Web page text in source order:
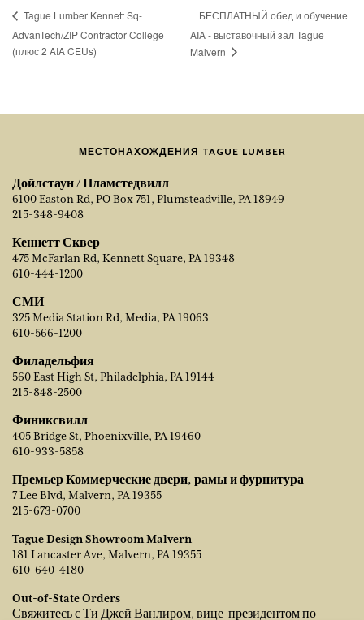
Tague Lumber Kennett Sq-
AdvanTech/ZIP Contractor College
(плюс 2 AIA CEUs)
БЕСПЛАТНЫЙ обед и обучение
AIA - выставочный зал Tague
Malvern
МЕСТОНАХОЖДЕНИЯ TAGUE LUMBER
Дойлстаун / Пламстедвилл
6100 Easton Rd, PO Box 751, Plumsteadville, PA 18949
215-348-9408
Кеннетт Сквер
475 McFarlan Rd, Kennett Square, PA 19348
610-444-1200
СМИ
325 Media Station Rd, Media, PA 19063
610-566-1200
Филадельфия
560 East High St, Philadelphia, PA 19144
215-848-2500
Финиксвилл
405 Bridge St, Phoenixville, PA 19460
610-933-5858
Премьер Коммерческие двери, рамы и фурнитура
7 Lee Blvd, Malvern, PA 19355
215-673-0700
Tague Design Showroom Malvern
181 Lancaster Ave, Malvern, PA 19355
610-640-4180
Out-of-State Orders
Свяжитесь с Ти Джей Ванлиром, вице-президентом по